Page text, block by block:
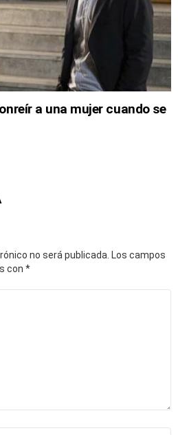
a una mujer cuando se
no será publicada. Los campos
con *